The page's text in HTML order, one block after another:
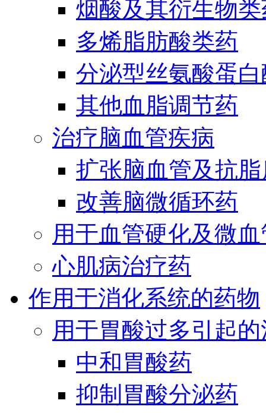
烟酸及其衍生物
多烯脂肪酸类药
分泌型丝氨酸蛋
其他血脂调节药
治疗脑血管疾病
扩张脑血管及抗
改善脑微循环药
用于血管硬化及微
心肌病治疗药
作用于消化系统的药物
用于胃酸过多引起
中和胃酸药
抑制胃酸分泌药